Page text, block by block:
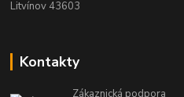
Litvínov 43603
Kontakty
Zákaznická podpora